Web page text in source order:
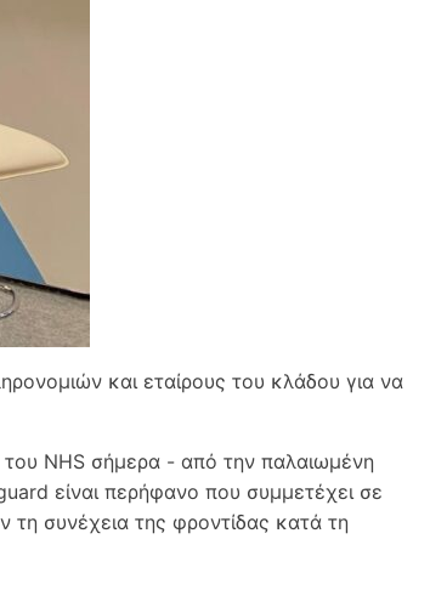
και εταίρους του κλάδου για να
του NHS σήμερα - από την παλαιωμένη
είναι περήφανο που συμμετέχει σε
τη συνέχεια της φροντίδας κατά τη